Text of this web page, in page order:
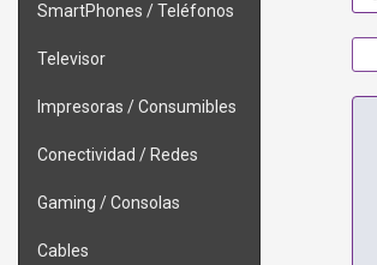
SmartPhones / Teléfonos
Televisor
Impresoras / Consumibles
Conectividad / Redes
Gaming / Consolas
Cables